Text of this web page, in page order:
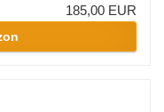
185,00 EUR